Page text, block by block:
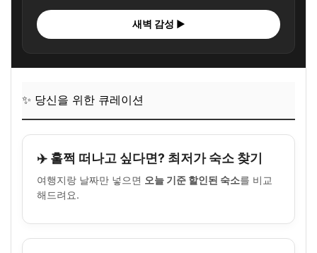
새벽 감성 ▶
✨ 당신을 위한 큐레이션
✈️ 훌쩍 떠나고 싶다면? 최저가 숙소 찾기
여행지랑 날짜만 넣으면 오늘 기준 할인된 숙소를 비교
해드려요.